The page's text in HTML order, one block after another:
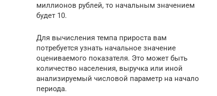
миллионов рублей, то начальным значением
будет 10.
Для вычисления темпа прироста вам
потребуется узнать начальное значение
оцениваемого показателя. Это может быть
количество населения, выручка или иной
анализируемый числовой параметр на начало
периода.